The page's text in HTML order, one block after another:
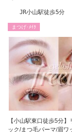
JR小山駅徒歩5分
まつげ･ﾒｲｸ
【小山駅東口徒歩5分
ック/まつ毛パーマ/眉ワ